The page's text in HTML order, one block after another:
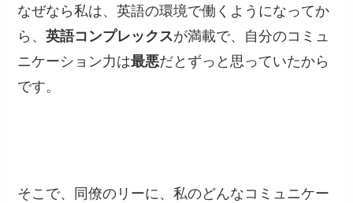
なぜなら私は、英語の環境で働くようになってか
ら、英語コンプレックスが満載で、自分のコミュ
ニケーション力は最悪だとずっと思っていたから
です。
そこで、同僚のリーに、私のどんなコミュニケー